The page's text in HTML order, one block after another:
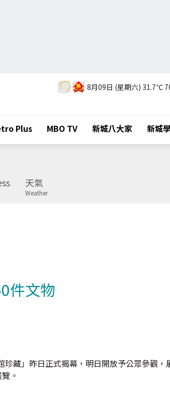
8月09日 (星期六) 31.7℃
Plus MBO TV 新城八大家 新城
天氣
Weather
件文物
藏」昨日正式揭幕，明日開放予公眾參觀，
。